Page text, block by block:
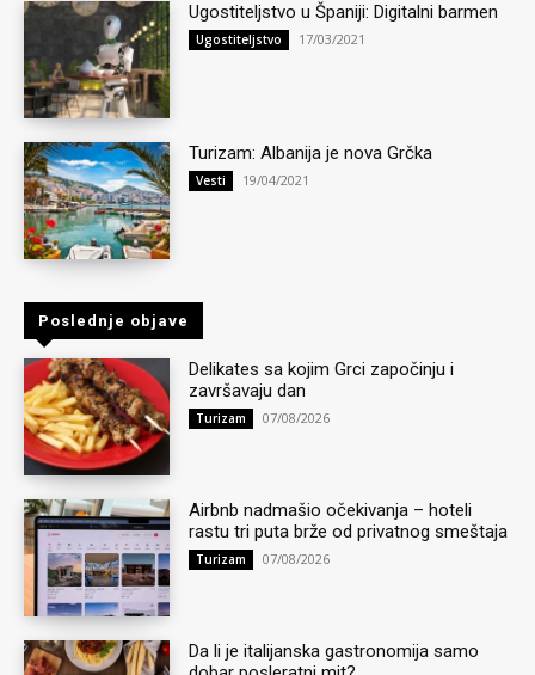
Ugostiteljstvo u Španiji: Digitalni barmen
Ugostiteljstvo 17/03/2021
Turizam: Albanija je nova Grčka
Vesti 19/04/2021
Poslednje objave
Delikates sa kojim Grci započinju i
završavaju dan
Turizam 07/08/2026
Airbnb nadmašio očekivanja – hoteli
rastu tri puta brže od privatnog smeštaja
Turizam 07/08/2026
Da li je italijanska gastronomija samo